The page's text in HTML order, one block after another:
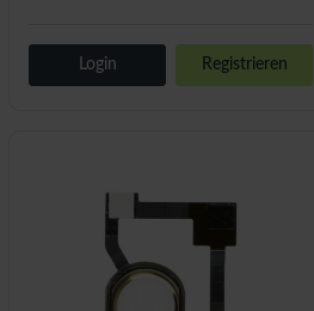
Login Registrieren